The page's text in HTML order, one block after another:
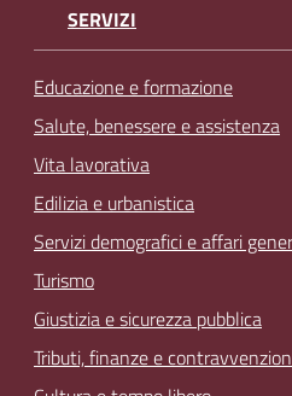
SERVIZI
Educazione e formazione
Salute, benessere e assistenza
Vita lavorativa
Edilizia e urbanistica
Servizi demografici e affari
Turismo
Giustizia e sicurezza pubblica
Tributi, finanze e